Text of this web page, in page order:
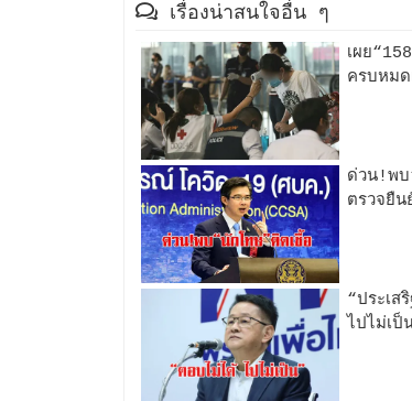
เรื่องน่าสนใจอื่น ๆ
เผย
ครบหมด
ด่วน!พบ
ตรวจยื
“ประเส
ไปไม่เ